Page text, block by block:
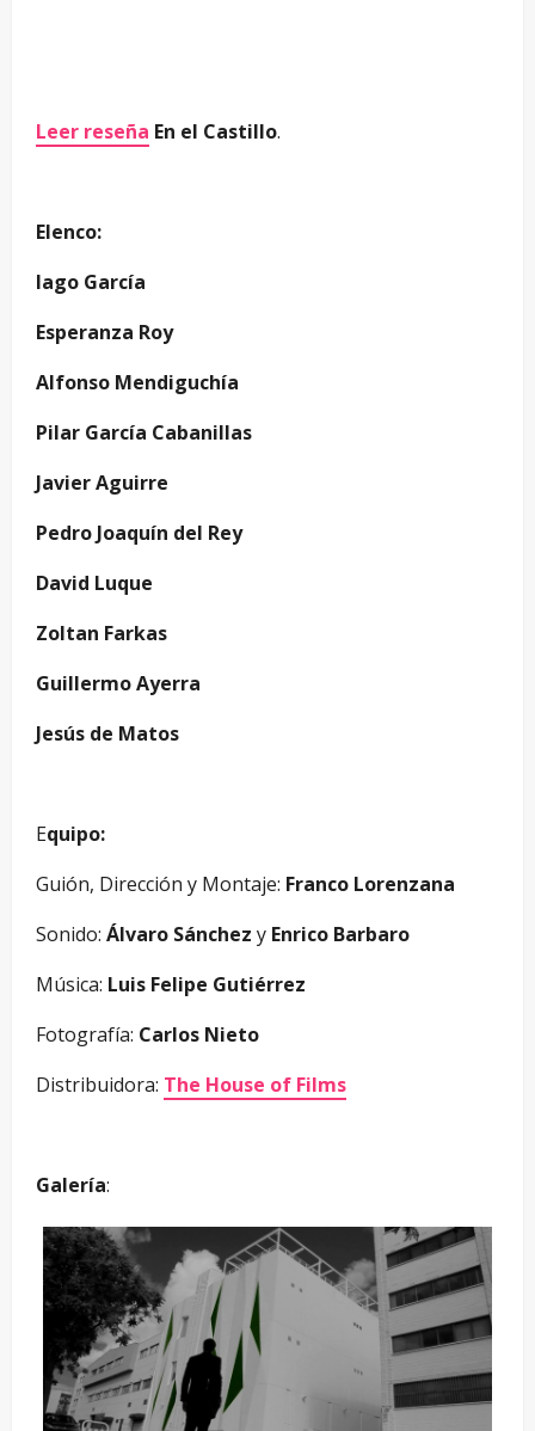
Leer reseña En el Castillo.
Elenco:
Iago García
Esperanza Roy
Alfonso Mendiguchía
Pilar García Cabanillas
Javier Aguirre
Pedro Joaquín del Rey
David Luque
Zoltan Farkas
Guillermo Ayerra
Jesús de Matos
Equipo:
Guión, Dirección y Montaje: Franco Lorenzana
Sonido: Álvaro Sánchez y Enrico Barbaro
Música: Luis Felipe Gutiérrez
Fotografía: Carlos Nieto
Distribuidora: The House of Films
Galería: